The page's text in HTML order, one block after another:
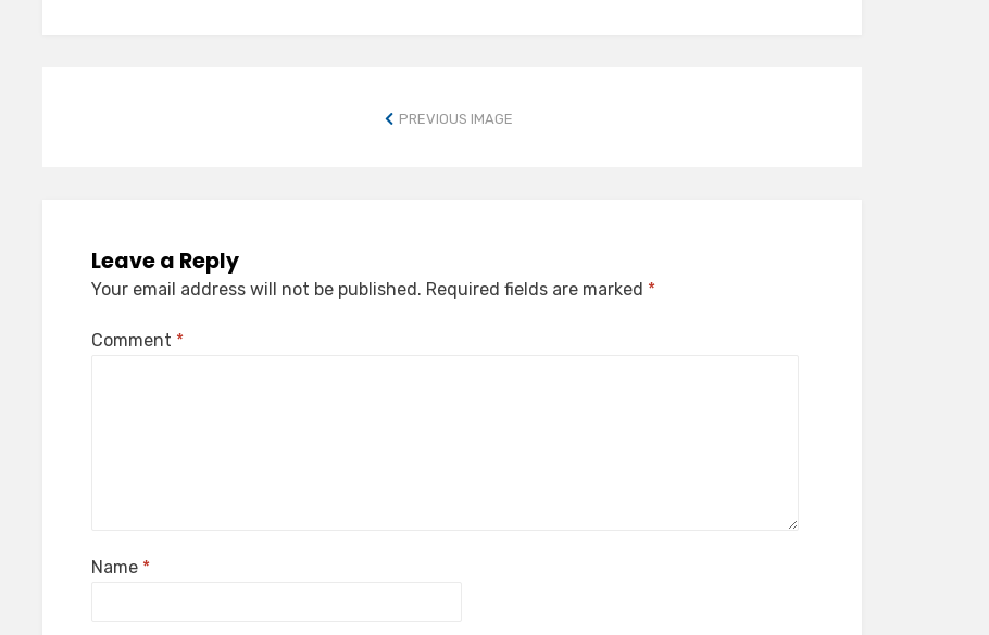
PREVIOUS IMAGE
Leave a Reply
Your email address will not be published. Required fields are marked *
Comment *
Name *